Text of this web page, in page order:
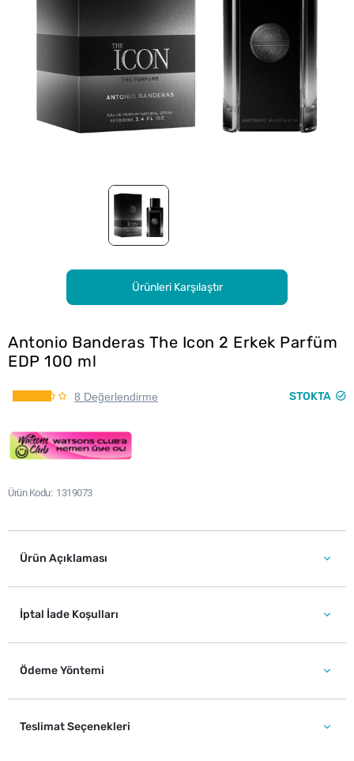
Ürünleri Karşılaştır
Antonio Banderas The Icon 2 Erkek Parfüm
EDP 100 ml
8 Değerlendirme STOKTA
Ürün Kodu 1319073
Ürün Açıklaması
İptal İade Koşulları
Ödeme Yöntemi
Teslimat Seçenekleri